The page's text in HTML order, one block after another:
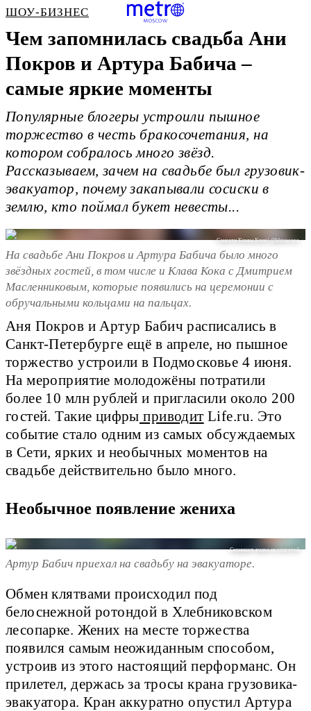
ШОУ-БИЗНЕС
Чем запомнилась свадьба Ани
Покров и Артура Бабича –
самые яркие моменты
Популярные блогеры устроили пышное
торжество в честь бракосочетания, на
котором собралось много звёзд.
Рассказываем, зачем на свадьбе был грузовик-
эвакуатор, почему закапывали сосиски в
землю, кто поймал букет невесты...
Соцсети Клавы Коки | @klavacoca
На свадьбе Ани Покров и Артура Бабича было много
звёздных гостей, в том числе и Клава Кока с Дмитрием
Масленниковым, которые появились на церемонии с
обручальными кольцами на пальцах.
Аня Покров и Артур Бабич расписались в
Санкт-Петербурге ещё в апреле, но пышное
торжество устроили в Подмосковье 4 июня.
На мероприятие молодожёны потратили
более 10 млн рублей и пригласили около 200
гостей. Такие цифры приводит Life.ru. Это
событие стало одним из самых обсуждаемых
в Сети, ярких и необычных моментов на
свадьбе действительно было много.
Необычное появление жениха
Скриншот видео из соцсетей
Артур Бабич приехал на свадьбу на эвакуаторе.
Обмен клятвами происходил под
белоснежной ротондой в Хлебниковском
лесопарке. Жених на месте торжества
появился самым неожиданным способом,
устроив из этого настоящий перформанс. Он
прилетел, держась за тросы крана грузовика-
эвакуатора. Кран аккуратно опустил Артура